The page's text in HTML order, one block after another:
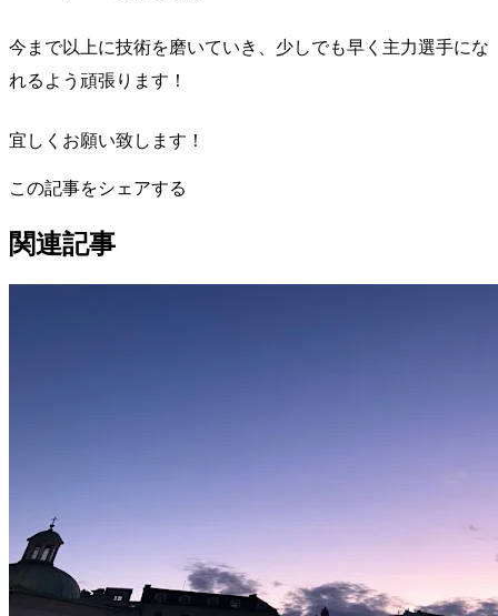
今まで以上に技術を磨いていき、少しでも早く主力選手にな
れるよう頑張ります！
宜しくお願い致します！
この記事をシェアする
関連記事